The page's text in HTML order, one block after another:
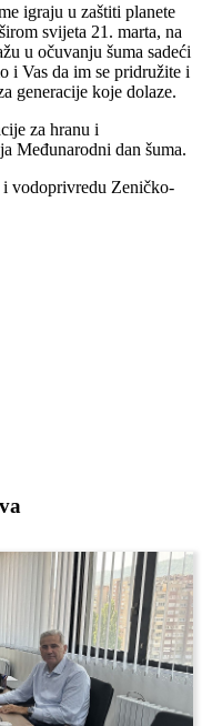
igraju u zaštiti planete
svijeta 21. marta, na
u očuvanju šuma sadeći
i Vas da im se pridružite i
generacije koje dolaze.
za hranu i
Međunarodni dan šuma.
vodoprivredu Zeničko-